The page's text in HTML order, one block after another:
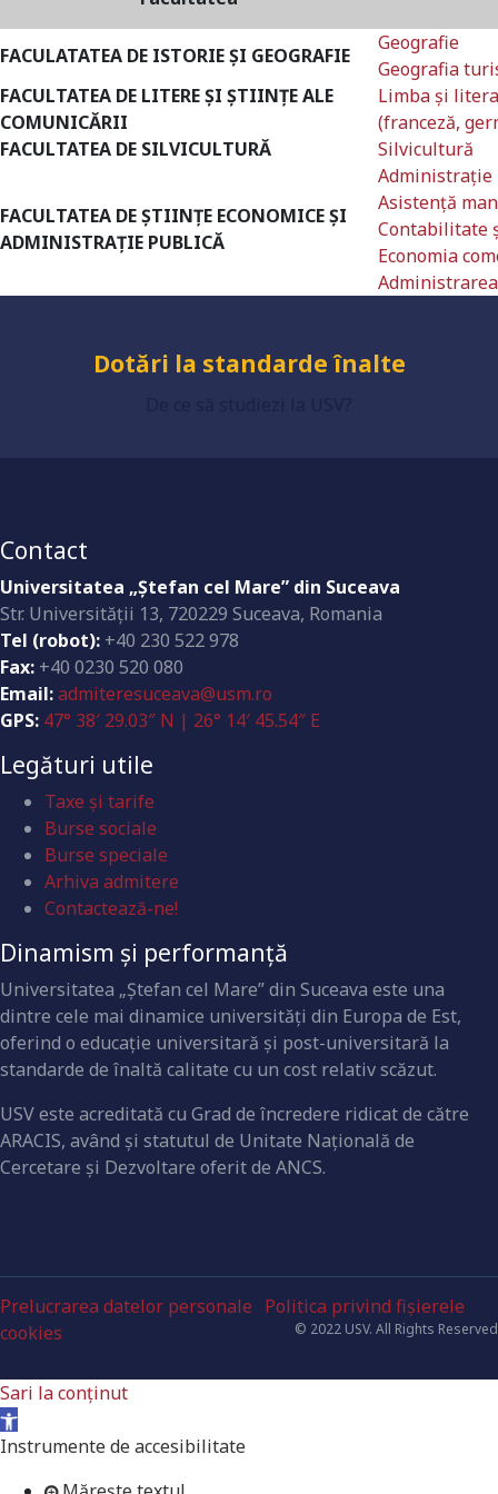
FACULATATEA DE ISTORIE ȘI GEOGRAFIE
Geografie
Geografia
FACULTATEA DE LITERE ȘI ȘTIINȚE ALE
COMUNICĂRII
Limba şi
(franceză,
FACULTATEA DE SILVICULTURĂ
Silvicultură
FACULTATEA DE ȘTIINȚE ECONOMICE ȘI
ADMINISTRAȚIE PUBLICĂ
Administraţie
Asistenţă
Contabilitate
Economia
Universitate acreditată
Grad de încredere ridicat
Dotări la standarde înalte
Contact
Universitatea „Ştefan cel Mare” din Suceava
Str. Universităţii 13, 720229 Suceava, Romania
Tel (robot): +40 230 522 978
Fax: +40 0230 520 080
Email:admiteresuceava@usm.ro
GPS: 47° 38′ 29.03″ N | 26° 14′ 45.54″ E
Legături utile
Taxe și tarife
Burse sociale
Burse speciale
Arhiva admitere
Contactează-ne!
Dinamism și performanță
Universitatea „Ştefan cel Mare” din Suceava este una
dintre cele mai dinamice universităţi din Europa de Est,
oferind o educaţie universitară şi post-universitară la
standarde de înaltă calitate cu un cost relativ scăzut.
USV este acreditată cu Grad de încredere ridicat de către
ARACIS, având şi statutul de Unitate Naţională de
Cercetare şi Dezvoltare oferit de ANCS.
Prelucrarea datelor personale Politica privind fișierele
cookies
© 2022 USV. All Rights Reserved
Sari la conținut
Deschide bara de unelte
Instrumente de accesibilitate